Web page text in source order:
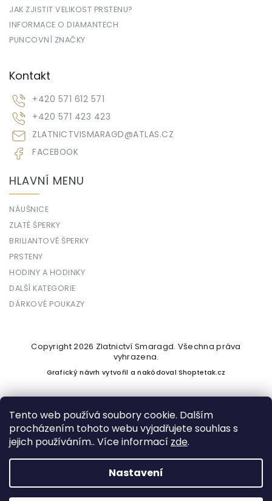
Tento web používá soubory cookie. Dalším
procházením tohoto webu vyjadřujete souhlas s
jejich používáním.. Více informací zde.
Nastavení
JAK ZJISTIT VELIKOST PRSTENU?
INFORMACE O DIAMANTECH
PUNCOVNÍ ZNAČKY
Kontakt
ZLATNICTVISMARAGD@ATLAS.CZ
+420 571 612 571
+420 571 423 423
FACEBOOK
HLAVNÍ MENU
NÁUŠNICE
ZLATÉ ŠPERKY
BRILIANTOVÉ ŠPERKY
PRSTENY
HODINY A HODINKY
DALŠÍ KATEGORIE
DÁRKOVÉ POUKAZY
Vytvořil Shoptet
Copyright 2026 Zlatnictví Smaragd. Všechna práva
vyhrazena.
Grafický návrh vytvořil a nakódovalShoptetak.cz
Podle zákona o evidenci tržeb je prodávající povinen vystavit
kupujícímu účtenku. Zároveň je povinen zaevidovat přijatou